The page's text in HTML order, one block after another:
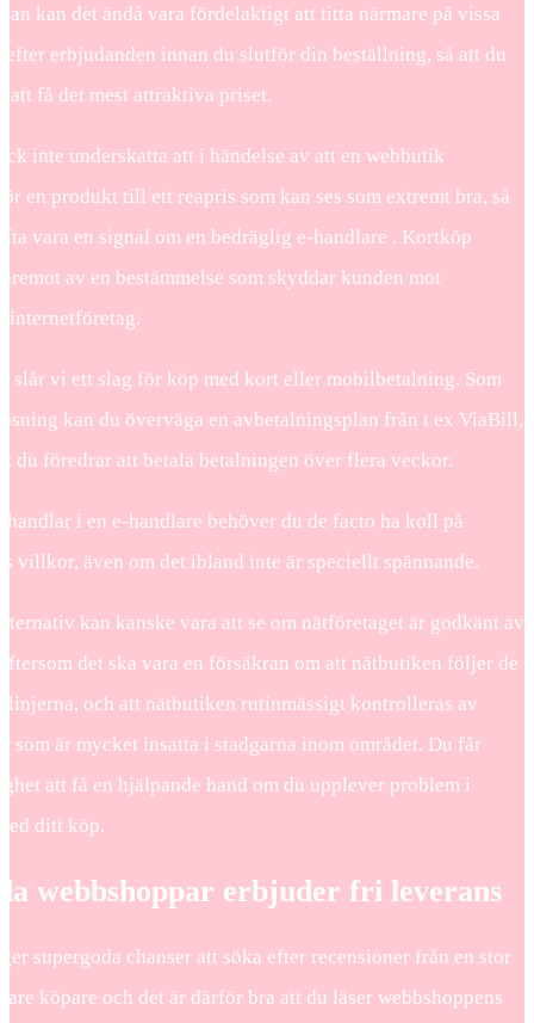
kan det ändå vara fördelaktigt att titta närmare på vissa
erbjudanden innan du slutför din beställning, så att du
att få det mest attraktiva priset.
inte underskatta att i händelse av att en webbutik
en produkt till ett reapris som kan ses som extremt bra, så
vara en signal om en bedräglig e-handlare . Kortköp
av en bestämmelse som skyddar kunden mot
internetföretag.
slår vi ett slag för köp med kort eller mobilbetalning. Som
kan du överväga en avbetalningsplan från t ex ViaBill,
du föredrar att betala betalningen över flera veckor.
i en e-handlare behöver du de facto ha koll på
villkor, även om det ibland inte är speciellt spännande.
kan kanske vara att se om nätföretaget är godkänt av
det ska vara en försäkran om att nätbutiken följer de
och att nätbutiken rutinmässigt kontrolleras av
som är mycket insatta i stadgarna inom området. Du får
att få en hjälpande hand om du upplever problem i
ditt köp.
webbshoppar erbjuder fri leverans
supergoda chanser att söka efter recensioner från en stor
köpare och det är därför bra att du läser webbshoppens